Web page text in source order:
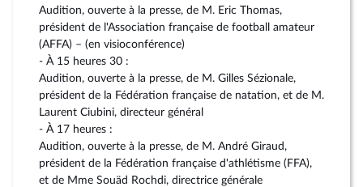
Audition, ouverte à la presse, de M. Eric Thomas,
président de l'Association française de football amateur
(AFFA) – (en visioconférence)
- À 15 heures 30 :
Audition, ouverte à la presse, de M. Gilles Sézionale,
président de la Fédération française de natation, et de M.
Laurent Ciubini, directeur général
- À 17 heures :
Audition, ouverte à la presse, de M. André Giraud,
président de la Fédération française d'athlétisme (FFA),
et de Mme Souäd Rochdi, directrice générale